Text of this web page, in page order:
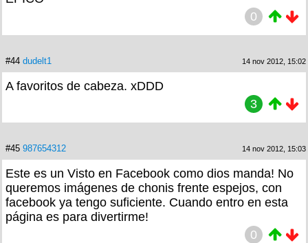
0
#44 dudelt1 14 nov 2012, 15:02
A favoritos de cabeza. xDDD
3
#45 987654312 14 nov 2012, 15:03
Este es un Visto en Facebook como dios manda! No
queremos imágenes de chonis frente espejos, con
facebook ya tengo suficiente. Cuando entro en esta
página es para divertirme!
0